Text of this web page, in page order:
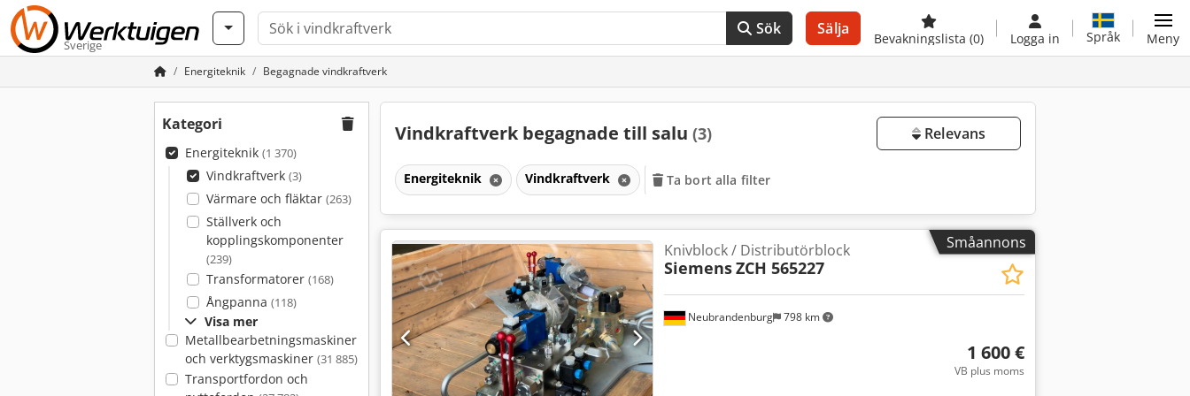
Sverige
Sök Sälja
Bevakningslista (0) Logga in Språk Meny
Energiteknik Begagnade vindkraftverk
Kategori
Energiteknik (1 370)
Vindkraftverk (3)
Värmare och fläktar (263)
Ställverk och
kopplingskomponenter
(239)
Transformatorer (168)
Ångpanna (118)
Visa mer
Metallbearbetningsmaskiner
och verktygsmaskiner (31 885)
Transportfordon och
Vindkraftverk begagnade till salu (3) Relevans
Energiteknik Vindkraftverk Ta bort alla filter
Småannons
Neubrandenburg 798 km
Knivblock / Distributörblock
SiemensZCH 565227
1 600 €
VB plus moms